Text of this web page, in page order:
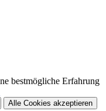
bestmögliche Erfahrung
Alle Cookies akzeptieren